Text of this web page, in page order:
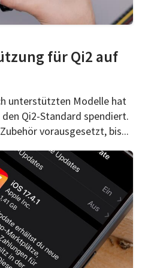
für Qi2 auf
unterstützten Modelle hat
Qi2-Standard spendiert.
vorausgesetzt, bis...